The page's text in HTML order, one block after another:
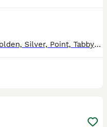
Allevamento riconosciuto ANFI Colori: Golden, Silver, Point, Tabby Maschi e femmine Il gattino sarà ceduto con : - PEDIGREE ANFI - microchip, - libretto sanitario, - certificato di buona salute - registrazione al ASL - passaggio di proprietà - completamente sverminato - svezzato - completamente vaccinato - start kit kitten (crocchette, umido, gioco, etc) - assistenza post vendita Test negativi di PKD, FELV, FIV sono depositati a ANFI Il prezzo a partire da 800 euro